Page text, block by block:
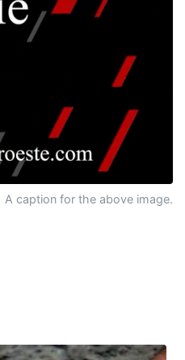
A caption for the above image.